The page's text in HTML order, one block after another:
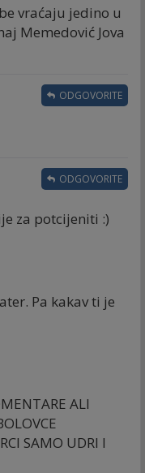
vraćaju jedino u
Memedović Jova
ODGOVORITE
za potcijeniti :)
ODGOVORITE
Pa kakav ti je
ALI
SAMO UDRI I